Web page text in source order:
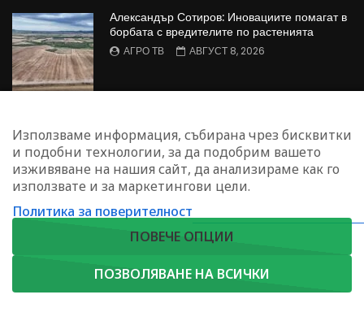
Александър Сотиров: Иновациите помагат в
борбата с вредителите по растенията
АГРО ТВ АВГУСТ 8, 2026
МАЛИНОПРОИЗВОДСТВО: Недостиг на
работна ръка в сектора
БОЖИДАР КАПИТАНСКИ АВГУСТ 8, 2026
Използваме информация, събирана чрез бисквитки
и подобни технологии, за да подобрим вашето
изживяване на нашия сайт, да анализираме как го
използвате и за маркетингови цели.
Политика за поверителност
ПОВЕЧЕ ОПЦИИ
ПОЗВОЛЯВАНЕ НА ВСИЧКИ
ЗАПИШЕТЕ СЕ ЗА НАШИЯ БЮЛЕТИН
АБОНИРАЙ СЕ